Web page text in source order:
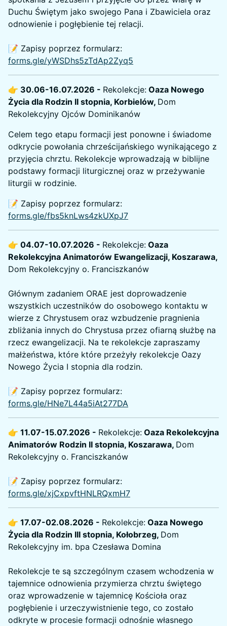
Duchu Świętym jako swojego Pana i Zbawiciela oraz
odnowienie i pogłębienie tej relacji.
📝 Zapisy poprzez formularz:
forms.gle/yWSDhs5zTdAp2Zyq5
👉 30.06-16.07.2026 - Rekolekcje: Oaza Nowego
Życia dla Rodzin II stopnia, Korbielów, Dom
Rekolekcyjny Ojców Dominikanów
Celem tego etapu formacji jest ponowne i świadome
odkrycie powołania chrześcijańskiego wynikającego z
przyjęcia chrztu. Rekolekcje wprowadzają w biblijne
podstawy formacji liturgicznej oraz w przeżywanie
liturgii w rodzinie.
📝 Zapisy poprzez formularz:
forms.gle/fbs5knLws4zkUXpJ7
👉 04.07-10.07.2026 - Rekolekcje: Oaza
Rekolekcyjna Animatorów Ewangelizacji, Koszarawa,
Dom Rekolekcyjny o. Franciszkanów
Głównym zadaniem ORAE jest doprowadzenie
wszystkich uczestników do osobowego kontaktu w
wierze z Chrystusem oraz wzbudzenie pragnienia
zbliżania innych do Chrystusa przez ofiarną służbę na
rzecz ewangelizacji. Na te rekolekcje zapraszamy
małżeństwa, które które przeżyły rekolekcje Oazy
Nowego Życia I stopnia dla rodzin.
📝 Zapisy poprzez formularz:
forms.gle/HNe7L44a5iAt277DA
👉 11.07-15.07.2026 - Rekolekcje: Oaza Rekolekcyjna
Animatorów Rodzin II stopnia, Koszarawa, Dom
Rekolekcyjny o. Franciszkanów
📝 Zapisy poprzez formularz:
forms.gle/xjCxpvftHNLRQxmH7
👉 17.07-02.08.2026 - Rekolekcje: Oaza Nowego
Życia dla Rodzin III stopnia, Kołobrzeg, Dom
Rekolekcyjny im. bpa Czesława Domina
Rekolekcje te są szczególnym czasem wchodzenia w
tajemnice odnowienia przymierza chrztu świętego
oraz wprowadzenie w tajemnicę Kościoła oraz
pogłębienie i urzeczywistnienie tego, co zostało
odkryte w procesie formacji odnośnie własnego